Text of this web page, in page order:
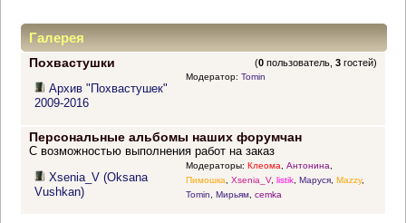
Галерея
Похвастушки (0 пользователь,3 гостей)
Архив "Похвастушек"
2009-2016
Модератор: Tomin
Персональные альбомы наших форумчан
С возможностью выполнения работ на заказ
Xsenia_V (Oksana
Vushkan)
Модераторы: Клеома, Антонина,
Пимошка, Xsenia_V, listik, Маруся, Mazzy,
Tomin, Мирьям, cemka